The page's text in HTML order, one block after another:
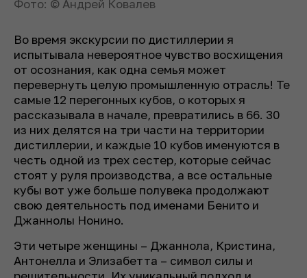
Фото: © Андрей Ковалев
Во время экскурсии по дистиллерии я
испытывала невероятное чувство восхищения
от осознания, как одна семья может
перевернуть целую промышленную отрасль! Те
самые 12 перегонных кубов, о которых я
рассказывала в начале, превратились в 66. 30
из них делятся на три части на территории
дистиллерии, и каждые 10 кубов именуются в
честь одной из трех сестер, которые сейчас
стоят у руля производства, а все остальные
кубы вот уже больше полувека продолжают
свою деятельность под именами Бенито и
Джаннолы Нонино.
Эти четыре женщины – Джаннола, Кристина,
Антонелла и Элизабетта – символ силы и